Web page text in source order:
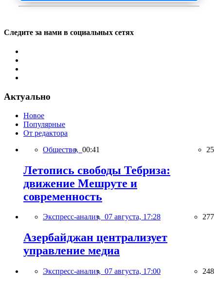
Следите за нами в социальных сетях
Актуально
Новое
Популярные
От редактора
Общество, 00:41 25
Летопись свободы Тебриза:
движение Мешруте и
современность
Экспресс-анализ, 07 августа, 17:28 277
Азербайджан централизует
управление медиа
Экспресс-анализ, 07 августа, 17:00 248